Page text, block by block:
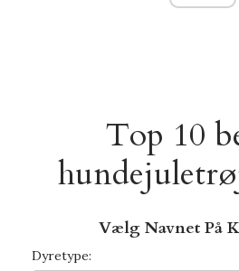
Top 10
Vælg Navnet På
Dyretype: